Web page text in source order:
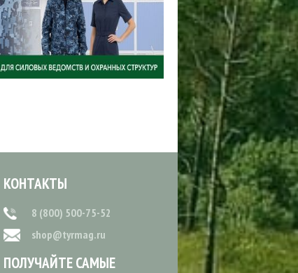
КОНТАКТЫ
8 (800) 500-75-52
shop@tyrmag.ru
ПОЛУЧАЙТЕ САМЫЕ